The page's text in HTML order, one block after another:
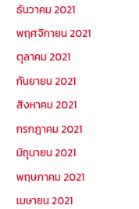
ธันวาคม 2021
พฤศจิกายน 2021
ตุลาคม 2021
กันยายน 2021
สิงหาคม 2021
กรกฎาคม 2021
มิถุนายน 2021
พฤษภาคม 2021
เมษายน 2021